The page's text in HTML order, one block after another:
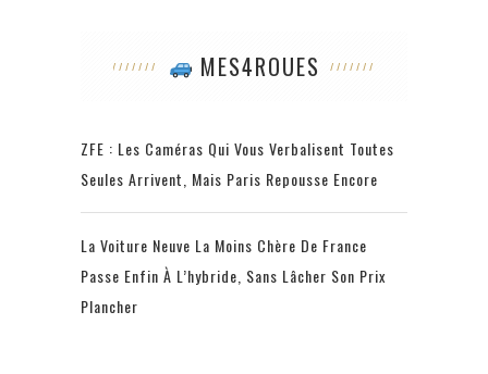
MES4ROUES
ZFE : Les Caméras Qui Vous Verbalisent Toutes
Seules Arrivent, Mais Paris Repousse Encore
La Voiture Neuve La Moins Chère De France
Passe Enfin À L’hybride, Sans Lâcher Son Prix
Plancher